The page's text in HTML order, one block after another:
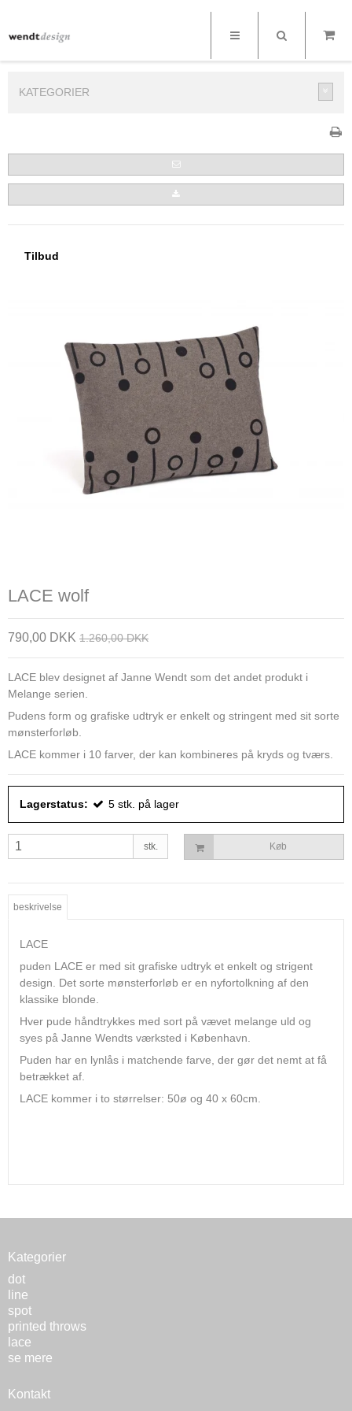
KATEGORIER
Tilbud
LACE wolf
790,00 DKK 1.260,00 DKK
LACE blev designet af Janne Wendt som det andet produkt i
Melange serien.
Pudens form og grafiske udtryk er enkelt og stringent med sit sorte
mønsterforløb.
LACE kommer i 10 farver, der kan kombineres på kryds og tværs.
Lagerstatus: 5 stk. på lager
stk. Køb
beskrivelse
LACE
puden LACE er med sit grafiske udtryk et enkelt og strigent
design. Det sorte mønsterforløb er en nyfortolkning af den
klassike blonde.
Hver pude håndtrykkes med sort på vævet melange uld og
syes på Janne Wendts værksted i København.
Puden har en lynlås i matchende farve, der gør det nemt at få
betrækket af.
LACE kommer i to størrelser: 50ø og 40 x 60cm.
Kategorier
dot
line
spot
printed throws
lace
se mere
Kontakt